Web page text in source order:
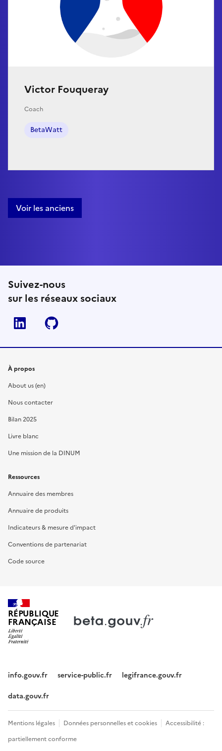
Victor Fouqueray
Coach
BetaWatt
Voir les anciens
Suivez-nous
sur les réseaux sociaux
Linkedin
À propos
About us (en)
Nous contacter
Bilan 2025
Livre blanc
Une mission de la DINUM
Ressources
Annuaire des membres
Annuaire de produits
Indicateurs & mesure d'impact
Conventions de partenariat
Code source
RÉPUBLIQUE
FRANÇAISE
info.gouv.fr service-public.fr
legifrance.gouv.fr
data.gouv.fr
Mentions légales Données personnelles et cookies
Accessibilité :
partiellement conforme